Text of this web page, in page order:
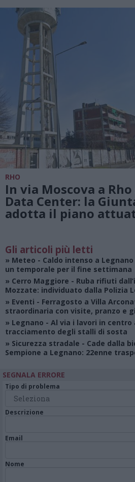
RHO
In via Moscova a
Data Center: la
adotta il piano
Gli articoli più letti
» Meteo - Caldo intenso a
un temporale per il fine settimana
» Cerro Maggiore - Ruba rifiuti
Mozzate: individuato dalla Polizia
» Eventi - Ferragosto a Villa
straordinaria con visite, pranzo e
» Legnano - Al via i lavori in centro
tracciamento degli stalli di sosta
» Sicurezza stradale - Cade dalla
Sempione a Legnano: 22enne
SEGNALA ERRORE
Tipo di problema
Descrizione
Email
Nome